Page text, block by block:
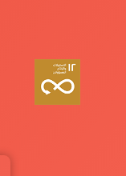
焦點，吸引